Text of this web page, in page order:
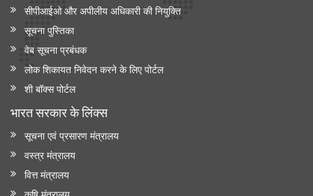
सीपीआईओ और अपी‍लीय अधिकारी की नियुक्ति
सूचना पुस्तिका
वेब सूचना प्रबंधक
लोक शिकायत निवेदन करने के लिए पोर्टल
शी बॉक्स पोर्टल
भारत सरकार के लिंक्‍स
सूचना एवं प्रसारण मंत्रालय
वस्त्र मंत्रालय
वित्त मंत्रालय